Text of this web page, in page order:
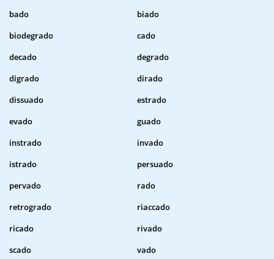
bado
biado
biodegrado
cado
decado
degrado
digrado
dirado
dissuado
estrado
evado
guado
instrado
invado
istrado
persuado
pervado
rado
retrogrado
riaccado
ricado
rivado
scado
vado